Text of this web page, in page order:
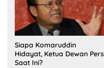
Siapa Komaruddin
Hidayat, Ketua Dewan Pers
Saat Ini?